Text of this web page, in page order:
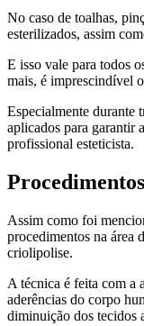
No caso de toalhas,
esterilizados, assim
E isso vale para todos
mais, é imprescindível
Especialmente durante
aplicados para garantir
profissional esteticista.
Assim como foi
procedimentos na área
criolipolise.
A técnica é feita com a
aderências do corpo
diminuição dos tecidos